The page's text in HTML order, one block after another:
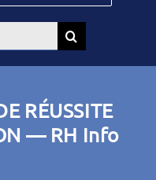
RÉUSSITE
— RH Info